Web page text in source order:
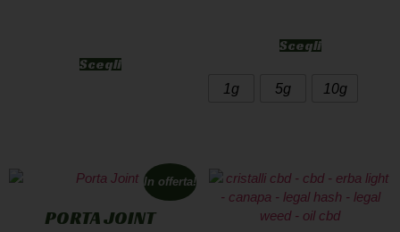
Scegli
Scegli
1g 5g 10g
In offerta!
PORTA JOINT